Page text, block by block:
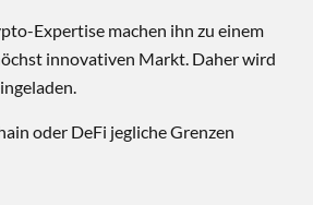
Expertise machen ihn zu einem
innovativen Markt. Daher wird
oder DeFi jegliche Grenzen